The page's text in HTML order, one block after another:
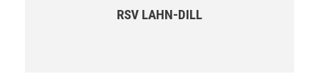
RSV LAHN-DILL